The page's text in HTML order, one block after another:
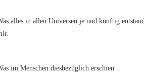
alles in allen Universen je und künftig
im Menschen diesbezüglich erschien ..